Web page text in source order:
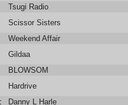
Tsugi Radio
Scissor Sisters
Weekend Affair
Gildaa
BLOWSOM
Hardrive
& mnek)
Danny L Harle